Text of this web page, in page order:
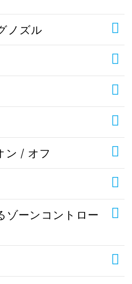
ノズル
ン / オフ
ゾーンコントロー